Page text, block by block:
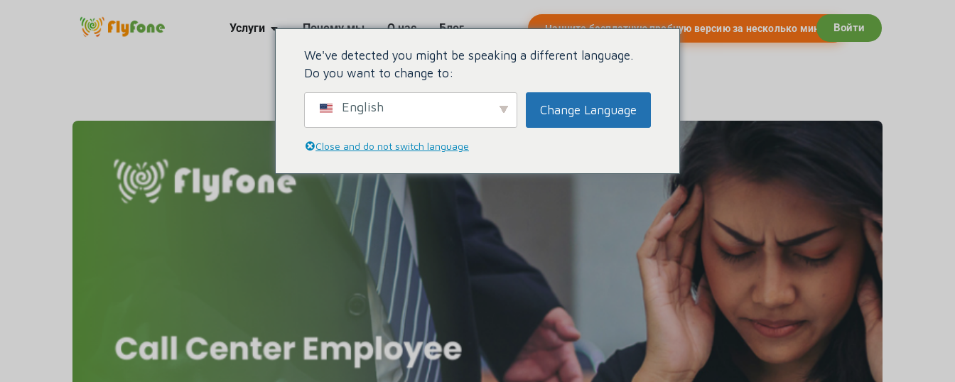
Услуги Почему мы О нас Блог
Свяжитесь с нами
Начните бесплатную пробную версию за несколько минут Войти
We've detected you might be speaking a different language.
Do you want to change to:
English Change Language
Close and do not switch language